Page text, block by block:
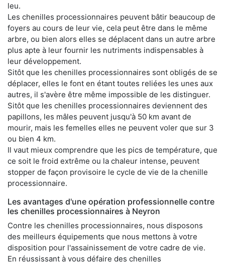
leu.
Les chenilles processionnaires peuvent bâtir beaucoup de
foyers au cours de leur vie, cela peut être dans le même
arbre, ou bien alors elles se déplacent dans un autre arbre
plus apte à leur fournir les nutriments indispensables à
leur développement.
Sitôt que les chenilles processionnaires sont obligés de se
déplacer, elles le font en étant toutes reliées les unes aux
autres, il s'avère être même impossible de les distinguer.
Sitôt que les chenilles processionnaires deviennent des
papillons, les mâles peuvent jusqu'à 50 km avant de
mourir, mais les femelles elles ne peuvent voler que sur 3
ou bien 4 km.
Il vaut mieux comprendre que les pics de température, que
ce soit le froid extrême ou la chaleur intense, peuvent
stopper de façon provisoire le cycle de vie de la chenille
processionnaire.
Les avantages d'une opération professionnelle contre
les chenilles processionnaires à Neyron
Contre les chenilles processionnaires, nous disposons
des meilleurs équipements que nous mettons à votre
disposition pour l'assainissement de votre cadre de vie.
En réussissant à vous défaire des chenilles